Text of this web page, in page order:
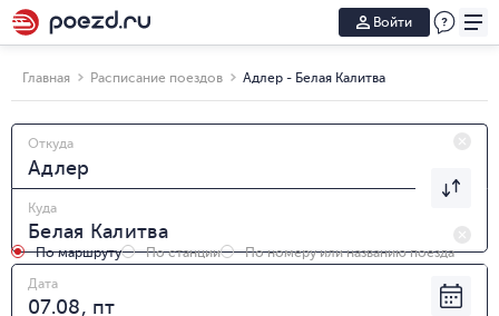
Войти
Главная Расписание поездов Адлер - Белая Калитва
Откуда
Куда
По маршруту По станции
По номеру или названию поезда
Дата